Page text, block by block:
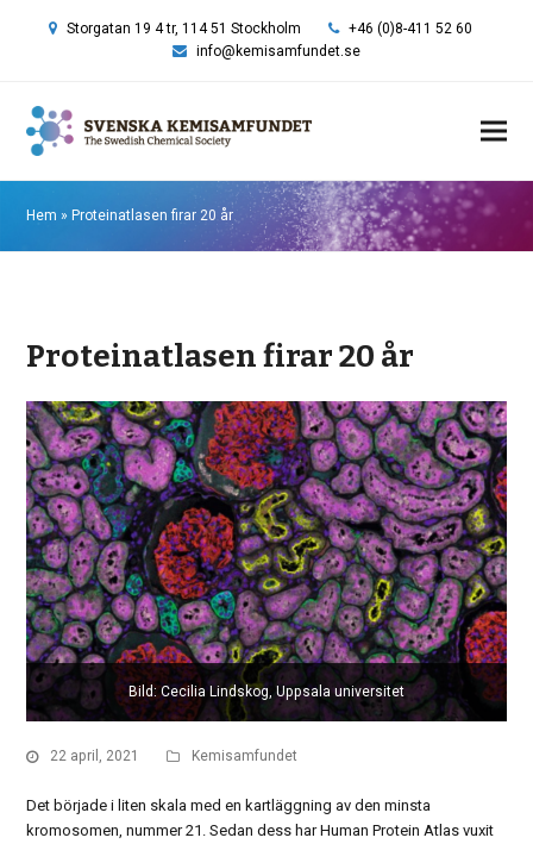
Storgatan 19 4 tr, 114 51 Stockholm
+46 (0)8-411 52 60
info@kemisamfundet.se
Hem » Proteinatlasen firar 20 år
Proteinatlasen firar 20 år
Bild: Cecilia Lindskog, Uppsala universitet
22 april, 2021 Kemisamfundet
Det började i liten skala med en kartläggning av den minsta
kromosomen, nummer 21. Sedan dess har Human Protein Atlas vuxit